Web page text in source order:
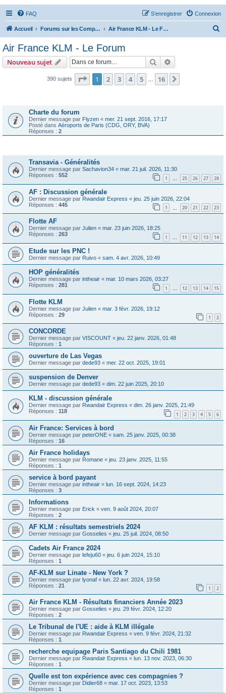
FAQ Connexion
S’enregistrer
Accueil Forums sur les Compagnies Aériennes Air France KLM - Le Forum
r
Air France KLM - Le Forum
Nouveau sujet Rechercher
390 sujets Page 1sur16
1 2 3 4 5 16
Charte du forum
Dernier message par Flyzen « mer. 21 sept. 2016, 17:17
Posté dans Aéroports de Paris (CDG, ORY, BVA)
Réponses : 2
Transavia - Généralités
Dernier message par Sachavion34 « mar. 21 juil. 2026, 11:30
Réponses : 552 1 … 25 26 27 28
AF : Discussion générale
Dernier message par Rwandair Express « jeu. 25 juin 2026, 22:04
Réponses : 445 1 20 21 22 23
Flotte AF
Dernier message par Julien « mar. 23 juin 2026, 18:25
Réponses : 263 1 … 11 12 13 14
Etude sur les PNC !
Dernier message par Ruivo « sam. 4 avr. 2026, 10:49
HOP généralités
Dernier message par intheair « mar. 10 mars 2026, 03:27
Réponses : 281 1 … 12 13 14 15
Flotte KLM
Dernier message par Julien « mar. 3 févr. 2026, 19:12
Réponses : 29 1 2
CONCORDE
Dernier message par VISCOUNT « jeu. 22 janv. 2026, 01:48
Réponses : 1
ouverture de Las Vegas
Dernier message par dede93 « mer. 22 oct. 2025, 19:01
suspension de Denver
Dernier message par dede93 « dim. 22 juin 2025, 20:10
KLM - discussion générale
Dernier message par Rwandair Express « dim. 26 janv. 2025, 21:49
Réponses : 118 1 2 3 4 5 6
Air France: Services à bord
Dernier message par peterONE « sam. 25 janv. 2025, 00:38
Réponses : 16
Air France holidays
Dernier message par Romane « jeu. 23 janv. 2025, 11:55
Réponses : 1
service à bord payant
Dernier message par intheair « lun. 16 sept. 2024, 14:23
Réponses : 3
Informations
Dernier message par Erick « ven. 9 août 2024, 20:07
Réponses : 2
AF KLM : résultats semestriels 2024
Dernier message par Gosselies « jeu. 25 juil. 2024, 08:50
Cadets Air France 2024
Dernier message par lefeju60 « jeu. 6 juin 2024, 15:10
Réponses : 1
AF-KLM sur Linate - New York ?
Dernier message par lyonaf « lun. 22 avr. 2024, 19:58
Réponses : 21 1 2
Air France KLM - Résultats financiers Année 2023
Dernier message par Gosselies « jeu. 29 févr. 2024, 12:20
Réponses : 2
Le Tribunal de l'UE : aide à KLM illégale
Dernier message par Rwandair Express « ven. 9 févr. 2024, 21:32
Réponses : 1
recherche equipage Paris Santiago du Chili 1981
Dernier message par Rwandair Express « lun. 13 nov. 2023, 06:30
Réponses : 1
Quelle est ton expérience avec ces compagnies ?
Dernier message par Didier68 « mar. 17 oct. 2023, 13:53
Réponses : 1